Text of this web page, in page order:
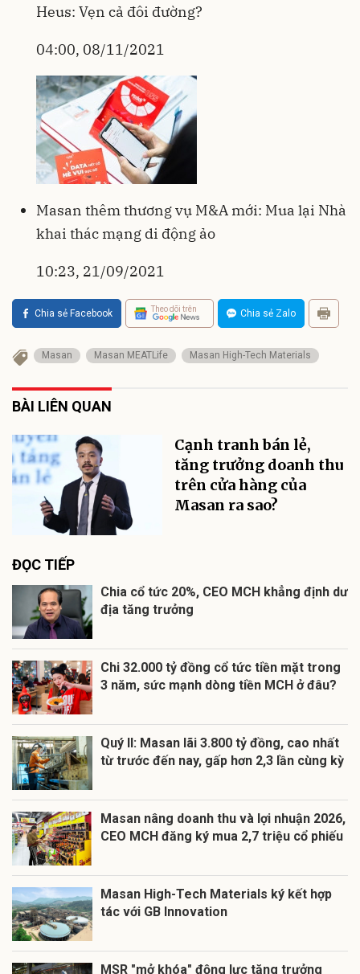
Heus: Vẹn cả đôi đường?
04:00, 08/11/2021
Masan thêm thương vụ M&A mới: Mua lại Nhà
khai thác mạng di động ảo
10:23, 21/09/2021
Chia sẻ Facebook Theo dõi trên Chia sẻ Zalo
Masan Masan MEATLife Masan High-Tech Materials
BÀI LIÊN QUAN
Cạnh tranh bán lẻ,
tăng trưởng doanh thu
trên cửa hàng của
Masan ra sao?
ĐỌC TIẾP
Chia cổ tức 20%, CEO MCH khẳng định dư
địa tăng trưởng
Chi 32.000 tỷ đồng cổ tức tiền mặt trong
3 năm, sức mạnh dòng tiền MCH ở đâu?
Quý II: Masan lãi 3.800 tỷ đồng, cao nhất
từ trước đến nay, gấp hơn 2,3 lần cùng kỳ
Masan nâng doanh thu và lợi nhuận 2026,
CEO MCH đăng ký mua 2,7 triệu cổ phiếu
Masan High-Tech Materials ký kết hợp
tác với GB Innovation
MSR "mở khóa" động lực tăng trưởng